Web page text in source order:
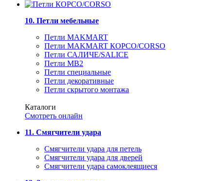
10. Петли мебельные
Петли MAKMART
Петли MAKMART КОРСО/CORSO
Петли САЛИЧЕ/SALICE
Петли MB2
Петли специальные
Петли декоративные
Петли скрытого монтажа
Каталоги
Смотреть онлайн
11. Смягчители удара
Смягчители удара для петель
Смягчители удара для дверей
Cмягчители удара самоклеящиеся